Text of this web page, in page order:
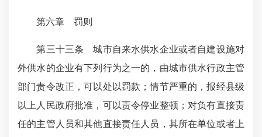
第六章 罚则
第三十三条 城市自来水供水企业或者自建设施对
外供水的企业有下列行为之一的，由城市供水行政主管
部门责令改正，可以处以罚款；情节严重的，报经县级
以上人民政府批准，可以责令停业整顿；对负有直接责
任的主管人员和其他直接责任人员，其所在单位或者上